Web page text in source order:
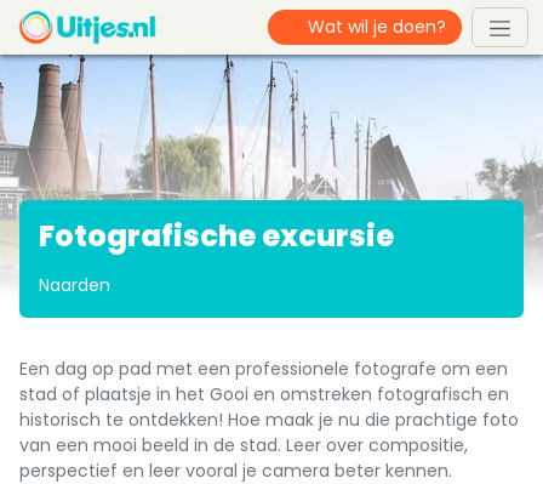
Fotografische excursie
Naarden
Een dag op pad met een professionele fotografe om een
stad of plaatsje in het Gooi en omstreken fotografisch en
historisch te ontdekken! Hoe maak je nu die prachtige foto
van een mooi beeld in de stad. Leer over compositie,
perspectief en leer vooral je camera beter kennen.